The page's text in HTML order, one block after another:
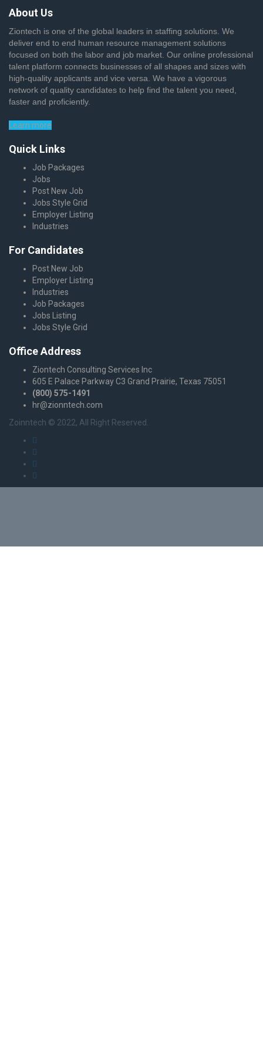
About Us
Ziontech is one of the global leaders in staffing solutions. We
deliver end to end human resource management solutions
focused on both the labor and job market. Our online professional
talent platform connects businesses of all shapes and sizes with
high-quality applicants and vice versa. We have a vigorous
network of quality candidates to help find the talent you need,
faster and proficiently.
Learn more
Quick Links
Job Packages
Jobs
Post New Job
Jobs Style Grid
Employer Listing
Industries
For Candidates
Post New Job
Employer Listing
Industries
Job Packages
Jobs Listing
Jobs Style Grid
Office Address
Ziontech Consulting Services Inc
605 E Palace Parkway C3 Grand Prairie, Texas 75051
(800) 575-1491
hr@zionntech.com
Zoinntech © 2022, All Right Reserved.